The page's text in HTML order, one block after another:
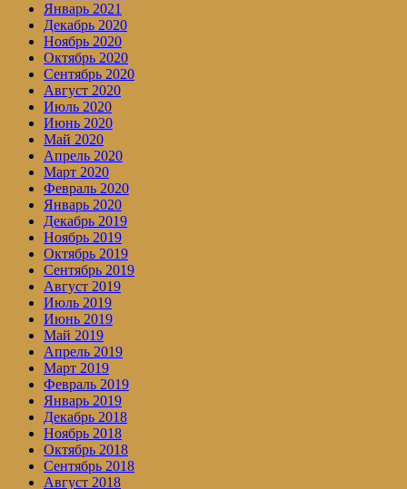
Январь 2021
Декабрь 2020
Ноябрь 2020
Октябрь 2020
Сентябрь 2020
Август 2020
Июль 2020
Июнь 2020
Май 2020
Апрель 2020
Март 2020
Февраль 2020
Январь 2020
Декабрь 2019
Ноябрь 2019
Октябрь 2019
Сентябрь 2019
Август 2019
Июль 2019
Июнь 2019
Май 2019
Апрель 2019
Март 2019
Февраль 2019
Январь 2019
Декабрь 2018
Ноябрь 2018
Октябрь 2018
Сентябрь 2018
Август 2018